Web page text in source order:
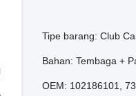
Tipe barang: Club
Bahan: Tembaga +
OEM: 102186101,